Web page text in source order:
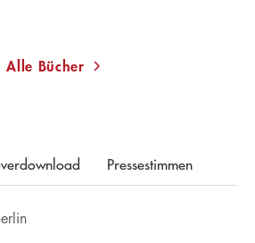
Alle Bücher
Pressestimmen